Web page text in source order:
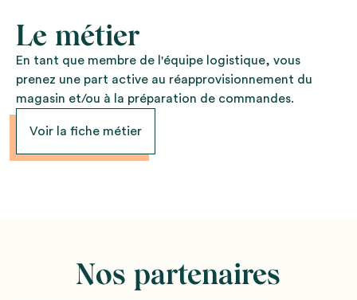
Le métier
En tant que membre de l'équipe logistique, vous
prenez une part active au réapprovisionnement du
magasin et/ou à la préparation de commandes.
Voir la fiche métier
Nos partenaires